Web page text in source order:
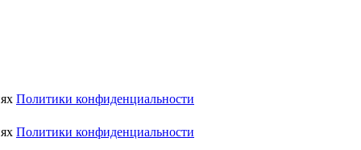
Политики конфиденциальности
Политики конфиденциальности